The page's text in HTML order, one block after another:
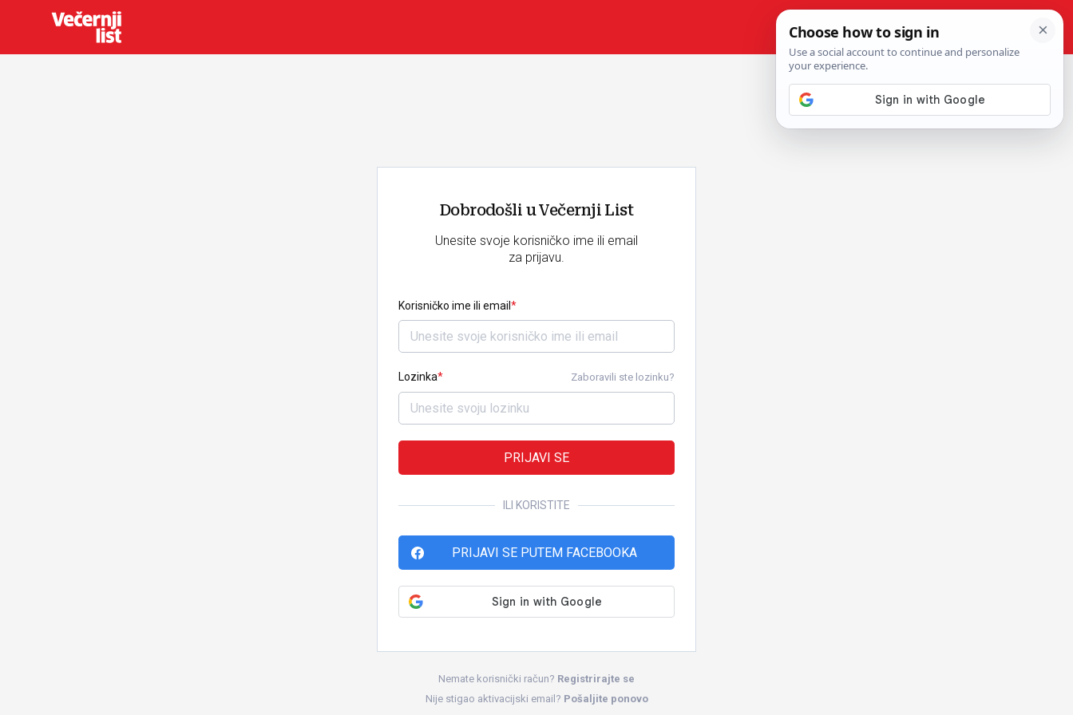
Dobrodošli u Večernji List
Unesite svoje korisničko ime ili email
za prijavu.
Korisničko ime ili email
Lozinka Zaboravili ste lozinku?
PRIJAVI SE
ILI KORISTITE
PRIJAVI SE PUTEM FACEBOOKA
Nemate korisnički račun? Registrirajte se
Nije stigao aktivacijski email? Pošaljite ponovo